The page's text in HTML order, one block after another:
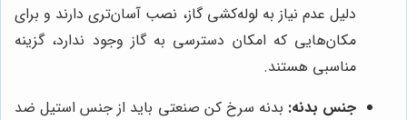
دلیل عدم نیاز به لوله‌کشی گاز، نصب آسان‌تری دارند و برای
مکان‌هایی که امکان دسترسی به گاز وجود ندارد، گزینه
مناسبی هستند.
جنس بدنه: بدنه سرخ کن صنعتی باید از جنس استیل ضد